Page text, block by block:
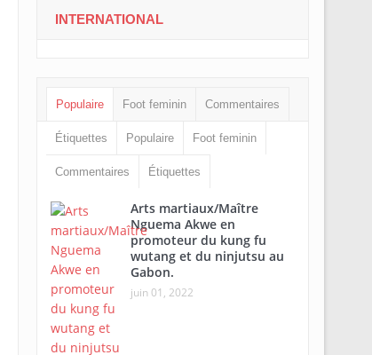
INTERNATIONAL
Populaire Foot feminin Commentaires
Étiquettes Populaire Foot feminin
Commentaires Étiquettes
Arts martiaux/Maître
Nguema Akwe en
promoteur du kung fu
wutang et du ninjutsu au
Gabon.
juin 01, 2022